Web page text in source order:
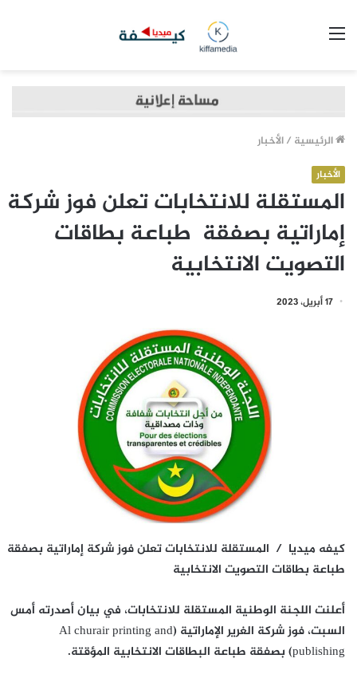
الرئيسية /الأخبار
الأخبار
المستقلة للانتخابات تعلن فوز شركة
إماراتية بصفقة طباعة بطاقات
التصويت الانتخابية
17 أبريل، 2023
كيفه ميديا / المستقلة للانتخابات تعلن فوز شركة إماراتية بصفقة
طباعة بطاقات التصويت الانتخابية
أعلنت اللجنة الوطنية المستقلة للانتخابات، في بيان أصدرته أمس
السبت، فوز شركة الغرير الإماراتية (Al churair printing and
publishing) بصفقة طباعة البطاقات الانتخابية المؤقتة.